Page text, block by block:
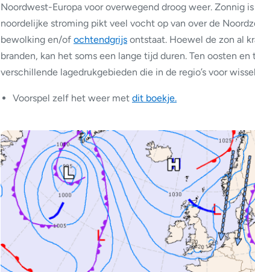
Noordwest-Europa voor overwegend droog weer. Zonnig
noordelijke stroming pikt veel vocht op van over de
bewolking en/of ochtendgrijs ontstaat. Hoewel de zon al
branden, kan het soms een lange tijd duren. Ten oosten
verschillende lagedrukgebieden die in de regio’s voor
Voorspel zelf het weer met dit boekje.